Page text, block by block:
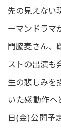
先の見えない
ーマンドラマ
門脇麦さん、
ストの出演も
生の悲しみを
いた感動作
日(金)公開予